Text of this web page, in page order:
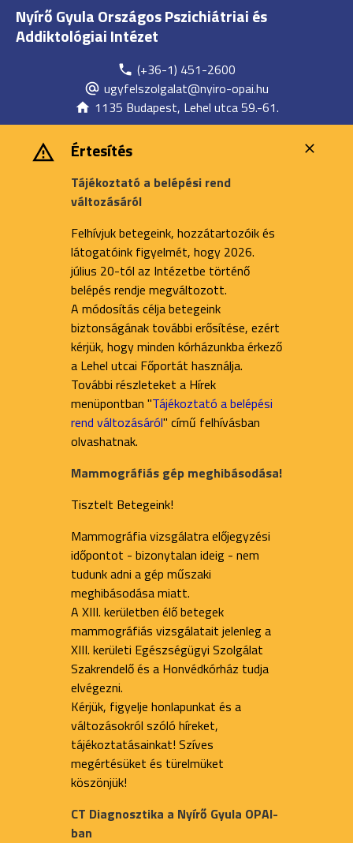
Nyírő Gyula Országos Pszichiátriai és
Addiktológiai Intézet
(+36-1) 451-2600
ugyfelszolgalat@nyiro-opai.hu
1135 Budapest, Lehel utca 59.-61.
Értesítés
Tájékoztató a belépési rend
változásáról
Felhívjuk betegeink, hozzátartozóik és
látogatóink figyelmét, hogy 2026.
július 20-tól az Intézetbe történő
belépés rendje megváltozott.
A módosítás célja betegeink
biztonságának további erősítése, ezért
kérjük, hogy minden kórházunkba érkező
a Lehel utcai Főportát használja.
További részleteket a Hírek
menüpontban "Tájékoztató a belépési
rend változásáról" című felhívásban
olvashatnak.
Mammográfiás gép meghibásodása!
Tisztelt Betegeink!
Mammográfia vizsgálatra előjegyzési
időpontot - bizonytalan ideig - nem
tudunk adni a gép műszaki
meghibásodása miatt.
A XIII. kerületben élő betegek
mammográfiás vizsgálatait jelenleg a
XIII. kerületi Egészségügyi Szolgálat
Szakrendelő és a Honvédkórház tudja
elvégezni.
Kérjük, figyelje honlapunkat és a
változásokról szóló híreket,
tájékoztatásainkat! Szíves
megértésüket és türelmüket
köszönjük!
CT Diagnosztika a Nyírő Gyula OPAI-
ban